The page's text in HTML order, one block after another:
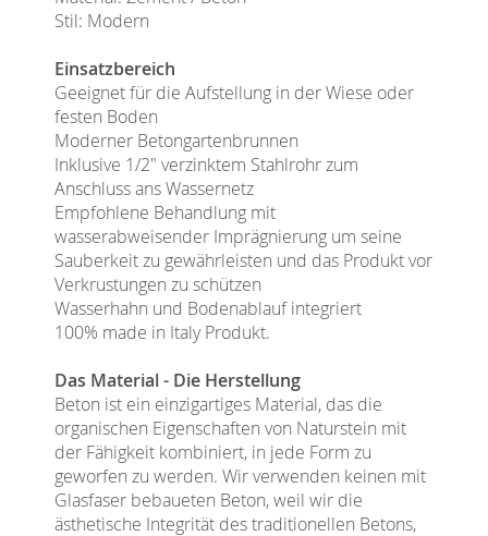
Stil: Modern
Einsatzbereich
Geeignet für die Aufstellung in der Wiese oder
festen Boden
Moderner Betongartenbrunnen
Inklusive 1/2" verzinktem Stahlrohr zum
Anschluss ans Wassernetz
Empfohlene Behandlung mit
wasserabweisender Imprägnierung um seine
Sauberkeit zu gewährleisten und das Produkt vor
Verkrustungen zu schützen
Wasserhahn und Bodenablauf integriert
100% made in Italy Produkt.
Das Material - Die Herstellung
Beton ist ein einzigartiges Material, das die
organischen Eigenschaften von Naturstein mit
der Fähigkeit kombiniert, in jede Form zu
geworfen zu werden. Wir verwenden keinen mit
Glasfaser bebaueten Beton, weil wir die
ästhetische Integrität des traditionellen Betons,